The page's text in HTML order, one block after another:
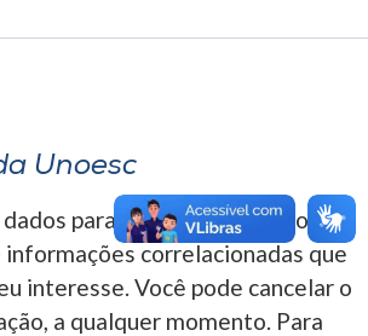
Unoesc
para entrar em contato
informações correlacionadas que
interesse. Você pode cancelar o
a qualquer momento. Para